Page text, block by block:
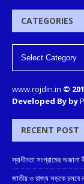
CATEGORIES
www.rojdin.in ©
Developed By by
RECENT POST
স্বাধীনতা সংগ্রামের অজানা
জাতীয় ও রাজ্য সড়কে চলবে